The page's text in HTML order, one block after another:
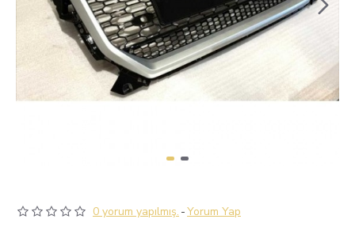
0 yorum yapılmış. -Yorum Yap